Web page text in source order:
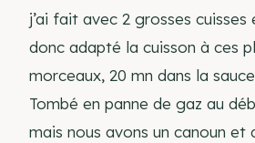
j’ai fait avec 2 grosses
donc adapté la cuisson à ces
morceaux, 20 mn dans la
Tombé en panne de gaz au
mais nous avons un canoun et